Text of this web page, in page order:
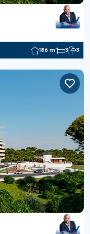
186 m² 3 3